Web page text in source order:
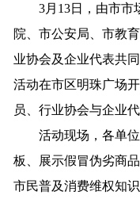
3月13日，由市市
院、市公安局、市教
业协会及企业代表共
活动在市区明珠广场
员、行业协会与企业
活动现场，各单位
板、展示假冒伪劣商
市民普及消费维权知